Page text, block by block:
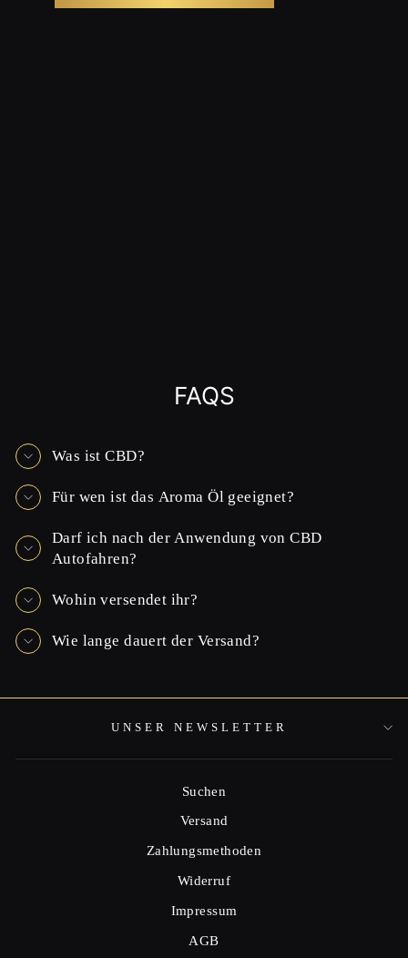
FAQS
Was ist CBD?
Für wen ist das Aroma Öl geeignet?
Darf ich nach der Anwendung von CBD
Autofahren?
Wohin versendet ihr?
Wie lange dauert der Versand?
UNSER NEWSLETTER
Suchen
Versand
Zahlungsmethoden
Widerruf
Impressum
AGB